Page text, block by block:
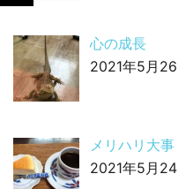
心の成長
2021年5月
メリハリ大事
2021年5月